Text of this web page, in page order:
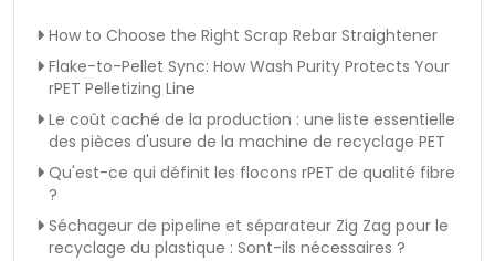
How to Choose the Right Scrap Rebar Straightener
Flake-to-Pellet Sync: How Wash Purity Protects Your
rPET Pelletizing Line
Le coût caché de la production : une liste essentielle
des pièces d'usure de la machine de recyclage PET
Qu'est-ce qui définit les flocons rPET de qualité fibre
?
Séchageur de pipeline et séparateur Zig Zag pour le
recyclage du plastique : Sont-ils nécessaires ?